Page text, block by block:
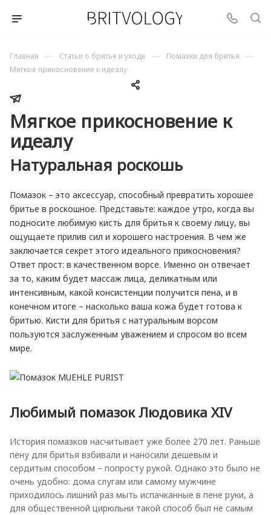
Главная — Статьи о бритье и уходе — Помазки для бритья —
Мягкое прикосновение к идеалу
Мягкое прикосновение к
идеалу
Натуральная роскошь
Помазок – это аксессуар, способный превратить хорошее
бритье в роскошное. Представьте: каждое утро, когда вы
подносите любимую кисть для бритья к своему лицу, вы
ощущаете прилив сил и хорошего настроения. В чем же
заключается секрет этого идеального прикосновения?
Ответ прост: в качественном ворсе. Именно он отвечает
за то, каким будет массаж лица, деликатным или
интенсивным, какой консистенции получится пена, и в
конечном итоге – насколько ваша кожа будет готова к
бритью. Кисти для бритья с натуральным ворсом
пользуются заслуженным уважением и спросом во всем
мире.
Любимый помазок Людовика XIV
История помазков насчитывает уже более 270 лет. Раньше
пену для бритья взбивали и наносили дешевым и
сердитым способом – попросту рукой. Однако это было не
очень удобно: дома слугам или самому мужчине
приходилось лишний раз мыть испачканные в пене руки, а
для общественной цирюльни такой способ был не самым